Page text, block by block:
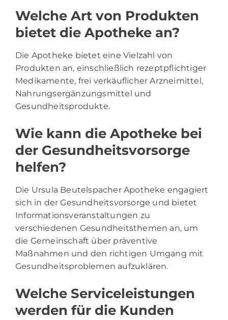
Welche Art von Produkten
bietet die Apotheke an?
Die Apotheke bietet eine Vielzahl von
Produkten an, einschließlich rezeptpflichtiger
Medikamente, frei verkäuflicher Arzneimittel,
Nahrungsergänzungsmittel und
Gesundheitsprodukte.
Wie kann die Apotheke bei
der Gesundheitsvorsorge
helfen?
Die Ursula Beutelspacher Apotheke engagiert
sich in der Gesundheitsvorsorge und bietet
Informationsveranstaltungen zu
verschiedenen Gesundheitsthemen an, um
die Gemeinschaft über präventive
Maßnahmen und den richtigen Umgang mit
Gesundheitsproblemen aufzuklären.
Welche Serviceleistungen
werden für die Kunden